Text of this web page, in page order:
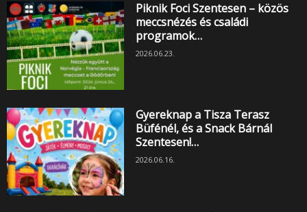
Piknik Foci Szentesen – közös
meccsnézés és családi
programok…
2026.06.23.
Gyereknap a Tisza Terasz
Büfénél, és a Snack Bárnál
Szentesen!…
2026.06.16.